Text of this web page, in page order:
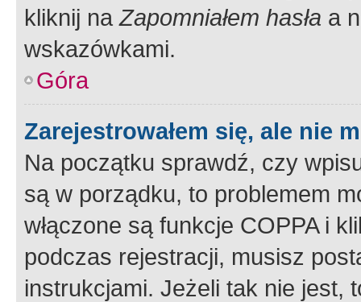
kliknij naZapomniałem hasła a
wskazówkami.
Góra
Zarejestrowałem się, ale nie
Na początku sprawdź, czy
są w porządku, to problemem
włączone są funkcje COPPA i
podczas rejestracji, musisz
instrukcjami. Jeżeli tak nie jest,